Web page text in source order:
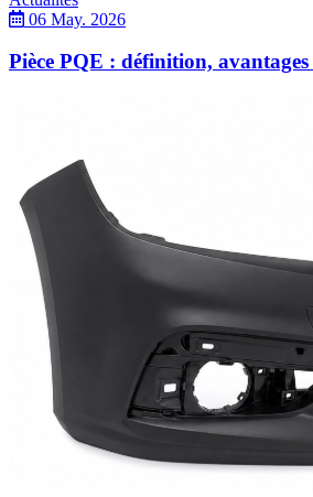
06 May. 2026
Pièce PQE : définition,